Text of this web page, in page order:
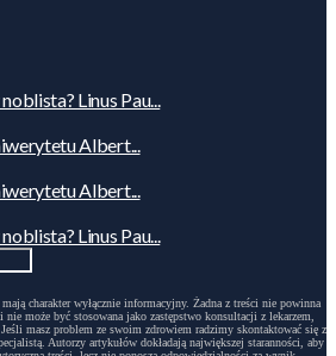
Linus Pau...
Albert...
Albert...
Linus Pau...
charakter wyłącznie informacyjny. Żadna z treści nie powinna
nie może być stosowana jako zastępstwo konsultacji z lekarzem,
masz problem ze swoim zdrowiem radzimy skontaktować się z
Autorzy artykułów dokładają największej staranności, aby